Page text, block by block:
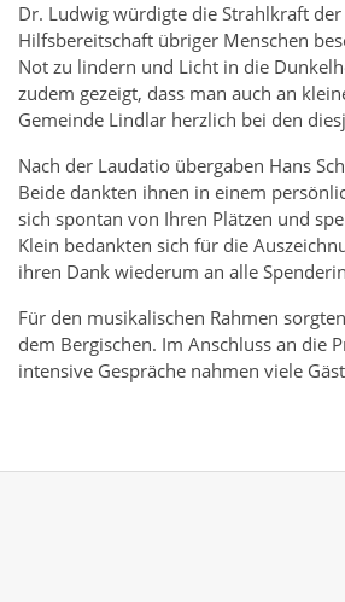
Dr. Ludwig würdigte die Strahlkraft
Hilfsbereitschaft übriger Menschen
Not zu lindern und Licht in die
zudem gezeigt, dass man auch an
Gemeinde Lindlar herzlich bei den
Nach der Laudatio übergaben Hans
Beide dankten ihnen in einem
sich spontan von Ihren Plätzen und
Klein bedankten sich für die
ihren Dank wiederum an alle
Für den musikalischen Rahmen
dem Bergischen. Im Anschluss an die
intensive Gespräche nahmen viele